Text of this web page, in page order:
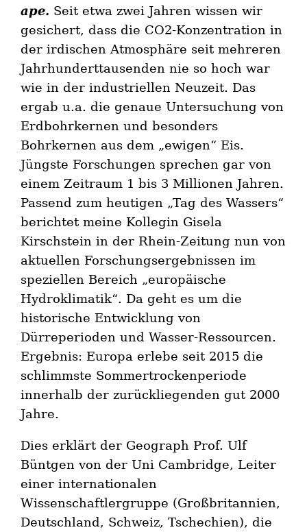
ape. Seit etwa zwei Jahren wissen wir
gesichert, dass die CO2-Konzentration in
der irdischen Atmosphäre seit mehreren
Jahrhunderttausenden nie so hoch war
wie in der industriellen Neuzeit. Das
ergab u.a. die genaue Untersuchung von
Erdbohrkernen und besonders
Bohrkernen aus dem „ewigen“ Eis‌.
Jüngste Forschungen sprechen gar von
einem Zeitraum 1 bis 3 Millionen Jahren.
Passend zum heutigen „Tag des Wassers“
berichtet meine Kollegin Gisela
Kirschstein in der Rhein-Zeitung nun von
aktuellen Forschungsergebnissen im
speziellen Bereich „europäische
Hydroklimatik“. Da geht es um die
historische Entwicklung von
Dürreperioden und Wasser-Ressourcen.
Ergebnis: Europa erlebe seit 2015 die
schlimmste Sommertrockenperiode
innerhalb der zurückliegenden gut 2000
Jahre.
Dies erklärt der Geograph Prof. Ulf
Büntgen von der Uni Cambridge, Leiter
einer internationalen
Wissenschaftlergruppe (Großbritannien,
Deutschland, Schweiz, Tschechien), die